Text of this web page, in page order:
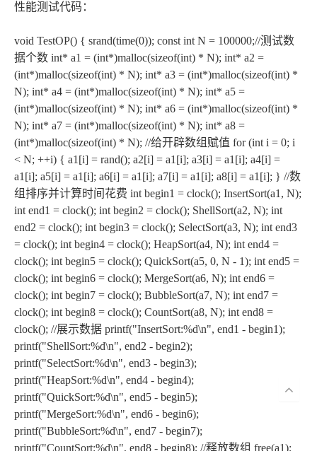
性能测试代码：
void TestOP() { srand(time(0)); const int N = 100000;//测试数
据个数 int* a1 = (int*)malloc(sizeof(int) * N); int* a2 =
(int*)malloc(sizeof(int) * N); int* a3 = (int*)malloc(sizeof(int) *
N); int* a4 = (int*)malloc(sizeof(int) * N); int* a5 =
(int*)malloc(sizeof(int) * N); int* a6 = (int*)malloc(sizeof(int) *
N); int* a7 = (int*)malloc(sizeof(int) * N); int* a8 =
(int*)malloc(sizeof(int) * N); //给开辟数组赋值 for (int i = 0; i
< N; ++i) { a1[i] = rand(); a2[i] = a1[i]; a3[i] = a1[i]; a4[i] =
a1[i]; a5[i] = a1[i]; a6[i] = a1[i]; a7[i] = a1[i]; a8[i] = a1[i]; } //数
组排序并计算时间花费 int begin1 = clock(); InsertSort(a1, N);
int end1 = clock(); int begin2 = clock(); ShellSort(a2, N); int
end2 = clock(); int begin3 = clock(); SelectSort(a3, N); int end3
= clock(); int begin4 = clock(); HeapSort(a4, N); int end4 =
clock(); int begin5 = clock(); QuickSort(a5, 0, N - 1); int end5 =
clock(); int begin6 = clock(); MergeSort(a6, N); int end6 =
clock(); int begin7 = clock(); BubbleSort(a7, N); int end7 =
clock(); int begin8 = clock(); CountSort(a8, N); int end8 =
clock(); //展示数据 printf("InsertSort:%d\n", end1 - begin1);
printf("ShellSort:%d\n", end2 - begin2);
printf("SelectSort:%d\n", end3 - begin3);
printf("HeapSort:%d\n", end4 - begin4);
printf("QuickSort:%d\n", end5 - begin5);
printf("MergeSort:%d\n", end6 - begin6);
printf("BubbleSort:%d\n", end7 - begin7);
printf("CountSort:%d\n", end8 - begin8); //释放数组 free(a1);